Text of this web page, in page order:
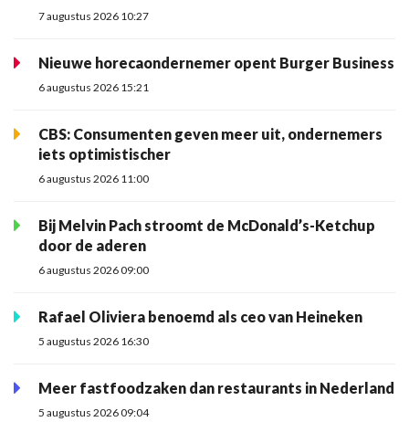
7 augustus 2026 10:27
Nieuwe horecaondernemer opent Burger Business
6 augustus 2026 15:21
CBS: Consumenten geven meer uit, ondernemers
iets optimistischer
6 augustus 2026 11:00
Bij Melvin Pach stroomt de McDonald’s-Ketchup
door de aderen
6 augustus 2026 09:00
Rafael Oliviera benoemd als ceo van Heineken
5 augustus 2026 16:30
Meer fastfoodzaken dan restaurants in Nederland
5 augustus 2026 09:04